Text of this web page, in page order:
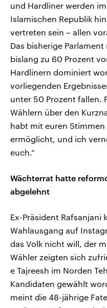
und Hardliner werden
Islamischen Republik
vertreten sein – allen
Das bisherige
bislang zu 60 Prozent
Hardlinern dominiert
vorliegenden
unter 50 Prozent fallen.
Wählern über den
habt mit euren Stimmen
ermöglicht, und ich
euch.“
Wächterrat hatte
abgelehnt
Ex-Präsident Rafsanjani
Wahlausgang auf
das Volk nicht will, der
Wähler zeigten sich
e Tajreesh im Norden
Kandidaten gewählt
meint die 48-jährige